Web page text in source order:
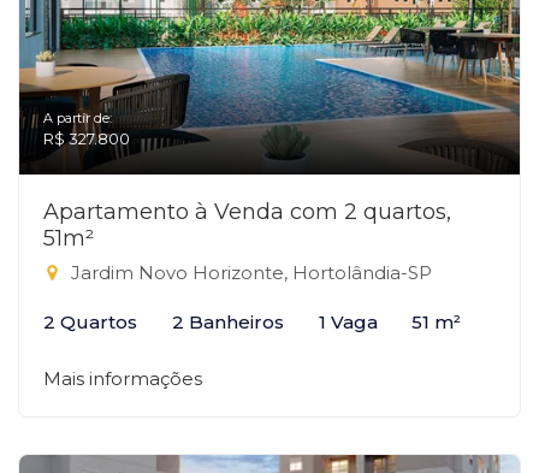
A partir de:
R$ 327.800
Apartamento à Venda com 2 quartos,
51m²
Jardim Novo Horizonte, Hortolândia-SP
2 Quartos 2 Banheiros 1 Vaga 51 m²
Mais informações